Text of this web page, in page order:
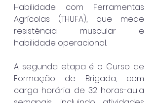
Habilidade com Ferramentas
Agrícolas (THUFA), que mede
resistência muscular e
habilidade operacional.
A segunda etapa é o Curso de
Formação de Brigada, com
carga horária de 32 horas-aula